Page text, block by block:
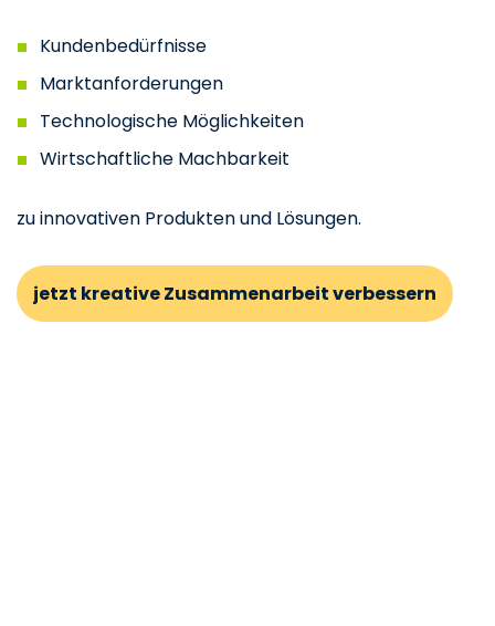
Kundenbedürfnisse
Marktanforderungen
Technologische Möglichkeiten
Wirtschaftliche Machbarkeit
zu innovativen Produkten und Lösungen.
jetzt kreative Zusammenarbeit verbessern